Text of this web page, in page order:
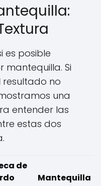
es posible
mantequilla. Si
resultado no
una
entender las
estas dos
de
Mantequilla